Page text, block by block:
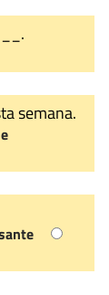
semana.